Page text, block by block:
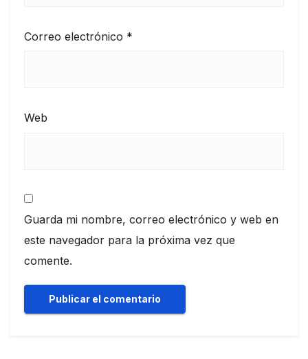
Correo electrónico *
Web
Guarda mi nombre, correo electrónico y web en
este navegador para la próxima vez que
comente.